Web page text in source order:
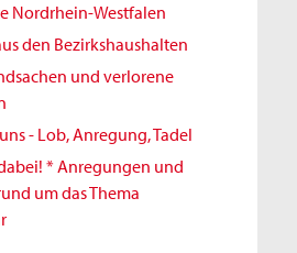
Nordrhein-Westfalen
den Bezirkshaushalten
und verlorene
- Lob, Anregung, Tadel
* Anregungen und
um das Thema